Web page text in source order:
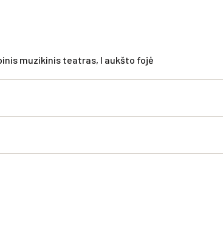
muzikinis teatras, I aukšto fojė